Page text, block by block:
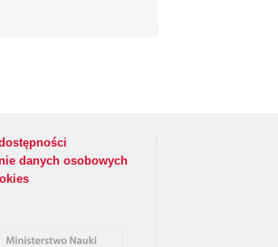
danych osobowych